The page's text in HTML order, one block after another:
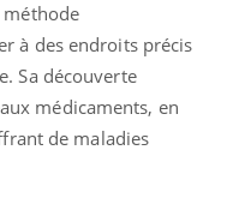
méthode
à des endroits précis
Sa découverte
médicaments, en
de maladies